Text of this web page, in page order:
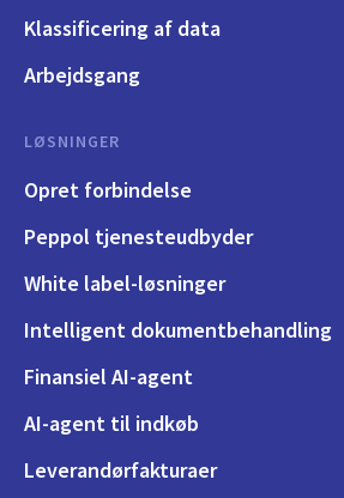
Klassificering af data
Arbejdsgang
LØSNINGER
Opret forbindelse
Peppol tjenesteudbyder
White label-løsninger
Intelligent dokumentbehandling
Finansiel AI-agent
AI-agent til indkøb
Leverandørfakturaer